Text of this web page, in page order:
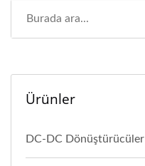
Ürünler
DC-DC Dönüştürücüler